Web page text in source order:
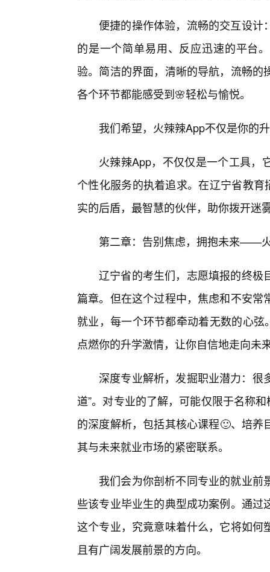
便捷的操作体验，流畅的交互设计
的是一个简单易用、反应迅速的平台
验。简洁的界面，清晰的导航，流畅
各个环节都能感受到🌸轻松与愉悦。
我们希望，火辣辣App不仅是你的
火辣辣App，不仅仅是一个工具，
个性化服务的执着追求。在辽宁省教
实的后盾，最智慧的伙伴，助你拨开迷
第二章：告别焦虑，拥抱未来——
辽宁省的考生们，志愿填报的终极
篇章。但在这个过程中，焦虑和不安
就业，每一个环节都牵动着无数的心
点燃你的升学激情，让你自信地走向未
深度专业解析，发掘职业潜力：很
道”。对专业的了解，可能仅限于名称
的深度解析，包括其核心课程🙂、培
其与未来就业市场的紧密联系。
我们会为你剖析不同专业的就业
些该专业毕业生的典型成功案例。通
这个专业，究竟意味着什么，它将如
且有广阔发展前景的方向。